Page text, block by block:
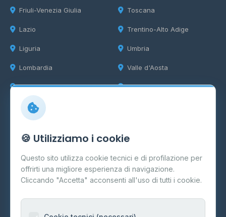
Friuli-Venezia Giulia
Lazio
Liguria
Lombardia
Marche
Toscana
Trentino-Alto Adige
Umbria
Valle d'Aosta
Veneto
Info
Cos'è il GPL
FAQ
Contatti
🍪 Utilizziamo i cookie
Questo sito utilizza cookie tecnici e di profilazione per
offrirti una migliore esperienza di navigazione.
Cliccando "Accetta" acconsenti all'uso di tutti i cookie.